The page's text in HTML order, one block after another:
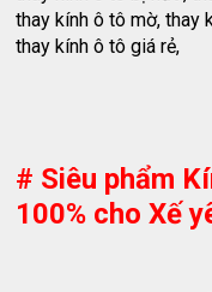
thay kính ô tô mờ, thay
thay kính ô tô giá rẻ,
# Siêu phẩm
100% cho Xế